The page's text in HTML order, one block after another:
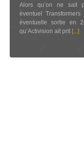
Alors qu’on ne sait
éventuel
éventuelle sortie en
qu’Activision ait prit [...]